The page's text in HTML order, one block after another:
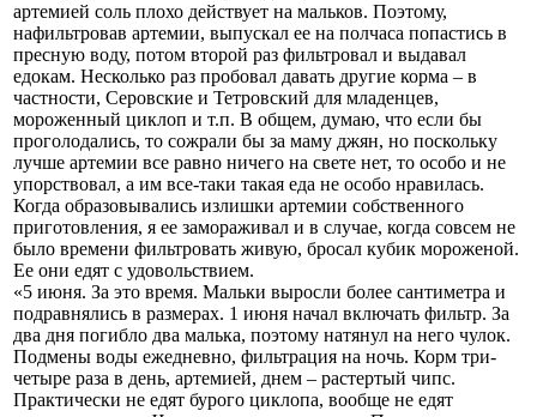
артемией соль плохо действует на мальков. Поэтому,
нафильтровав артемии, выпускал ее на полчаса попастись в
пресную воду, потом второй раз фильтровал и выдавал
едокам. Несколько раз пробовал давать другие корма – в
частности, Серовские и Тетровский для младенцев,
мороженный циклоп и т.п. В общем, думаю, что если бы
проголодались, то сожрали бы за маму джян, но поскольку
лучше артемии все равно ничего на свете нет, то особо и не
упорствовал, а им все-таки такая еда не особо нравилась.
Когда образовывались излишки артемии собственного
приготовления, я ее замораживал и в случае, когда совсем не
было времени фильтровать живую, бросал кубик мороженой.
Ее они едят с удовольствием.
«5 июня. За это время. Мальки выросли более сантиметра и
подравнялись в размерах. 1 июня начал включать фильтр. За
два дня погибло два малька, поэтому натянул на него чулок.
Подмены воды ежедневно, фильтрация на ночь. Корм три-
четыре раза в день, артемией, днем – растертый чипс.
Практически не едят бурого циклопа, вообще не едят